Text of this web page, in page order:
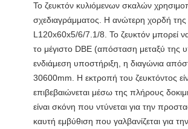
Το ζευκτόν κυλιόμενων σκαλών
σχεδιαγράμματος. Η ανώτερη χορδή
L120x60x5/6/7.1/8. Το ζευκτόν μπορεί
το μέγιστο DBE (απόσταση μεταξύ της
ενδιάμεση υποστήριξη, η διαγώνια
30600mm. Η εκτροπή του ζευκτόντος
επιβεβαιώνεται μέσω της πλήρους
είναι σκόνη που ντύνεται για την
καυτή εμβύθιση που γαλβανίζεται για